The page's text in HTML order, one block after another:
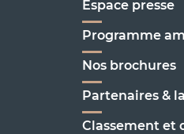
Espace presse
Programme
Nos brochures
Partenaires &
Classement et